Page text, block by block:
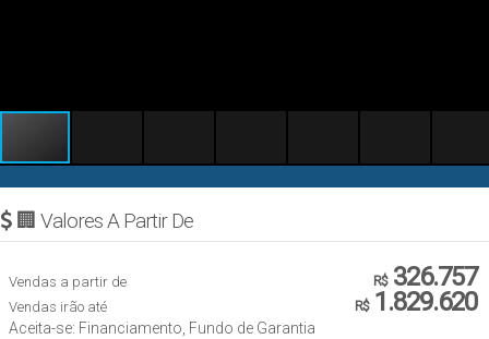
🏢 Valores A Partir De
R$326.757
Vendas a partir de
R$1.829.620
Vendas irão até
Aceita-se: Financiamento, Fundo de Garantia